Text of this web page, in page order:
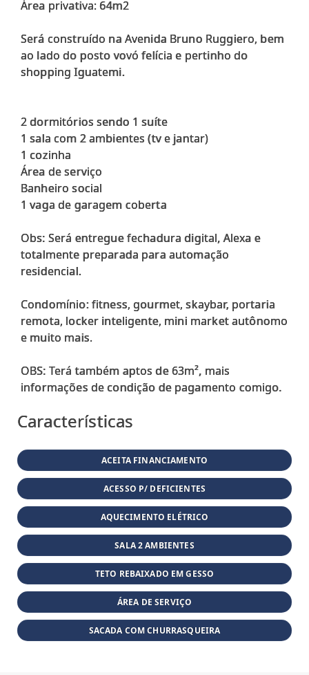
Área privativa: 64m2
Será construído na Avenida Bruno Ruggiero, bem
ao lado do posto vovó felícia e pertinho do
shopping Iguatemi.
2 dormitórios sendo 1 suíte
1 sala com 2 ambientes (tv e jantar)
1 cozinha
Área de serviço
Banheiro social
1 vaga de garagem coberta
Obs: Será entregue fechadura digital, Alexa e
totalmente preparada para automação
residencial.
Condomínio: fitness, gourmet, skaybar, portaria
remota, locker inteligente, mini market autônomo
e muito mais.
OBS: Terá também aptos de 63m², mais
Características
ACEITA FINANCIAMENTO
ACESSO P/ DEFICIENTES
AQUECIMENTO ELÉTRICO
SALA 2 AMBIENTES
TETO REBAIXADO EM GESSO
ÁREA DE SERVIÇO
SACADA COM CHURRASQUEIRA